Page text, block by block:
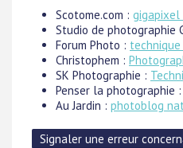
Scotome.com : gigapixel
Studio de photographie
Forum Photo :
Christophem :
SK Photographie :
Penser la photographie :
Au Jardin : photoblog